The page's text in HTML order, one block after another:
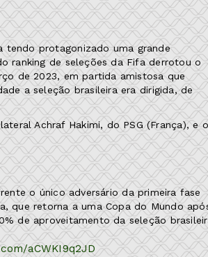
tendo protagonizado uma grande
ranking de seleções da Fifa derrotou o
de 2023, em partida amistosa que
a seleção brasileira era dirigida, de
Achraf Hakimi, do PSG (França), e o
o único adversário da primeira fase
que retorna a uma Copa do Mundo
de aproveitamento da seleção
aCWKI9q2JD